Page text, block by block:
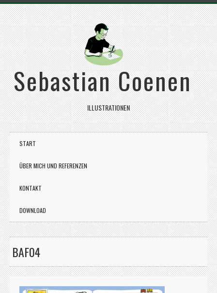
Sebastian Coenen
ILLUSTRATIONEN
START
ÜBER MICH UND REFERENZEN
KONTAKT
DOWNLOAD
BAF04